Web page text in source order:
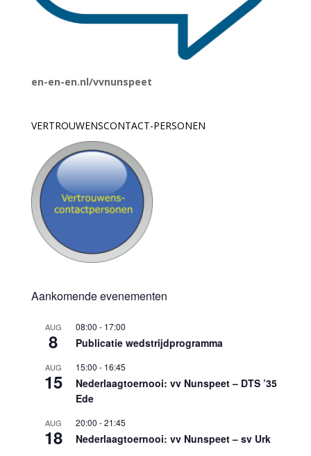
en-en-en.nl/vvnunspeet
VERTROUWENSCONTACT-PERSONEN
Aankomende evenementen
AUG
8
08:00 - 17:00
Publicatie wedstrijdprogramma
AUG
15
15:00 - 16:45
Nederlaagtoernooi: vv Nunspeet – DTS ’35
Ede
AUG
18
20:00 -21:45
Nederlaagtoernooi: vv Nunspeet – sv Urk